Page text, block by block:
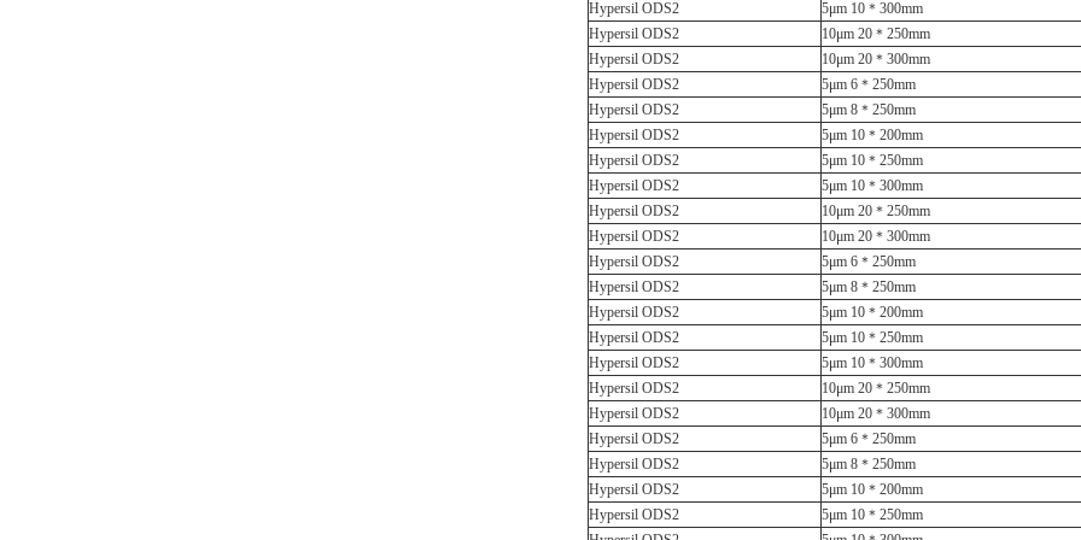
Hypersil ODS2
5μm 10＊300mm
Hypersil ODS2
10μm 20＊250mm
Hypersil ODS2
10μm 20＊300mm
Hypersil ODS2
5μm 6＊250mm
Hypersil ODS2
5μm 8＊250mm
Hypersil ODS2
5μm 10＊200mm
Hypersil ODS2
5μm 10＊250mm
Hypersil ODS2
5μm 10＊300mm
Hypersil ODS2
10μm 20＊250mm
Hypersil ODS2
10μm 20＊300mm
Hypersil ODS2
5μm 6＊250mm
Hypersil ODS2
5μm 8＊250mm
Hypersil ODS2
5μm 10＊200mm
Hypersil ODS2
5μm 10＊250mm
Hypersil ODS2
5μm 10＊300mm
Hypersil ODS2
10μm 20＊250mm
Hypersil ODS2
10μm 20＊300mm
Hypersil ODS2
5μm 6＊250mm
Hypersil ODS2
5μm 8＊250mm
Hypersil ODS2
5μm 10＊200mm
Hypersil ODS2
5μm 10＊250mm